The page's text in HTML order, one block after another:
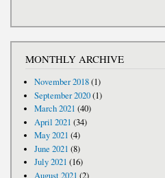
MONTHLY ARCHIVE
November 2018(1)
September 2020(1)
March 2021 (40)
April 2021 (34)
May 2021 (4)
June 2021 (8)
July 2021 (16)
August 2021 (2)